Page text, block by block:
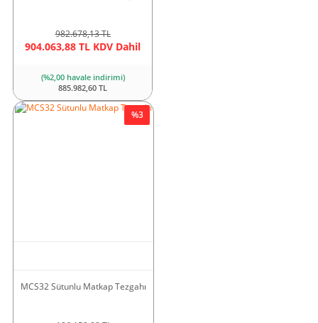
982.678,13 TL
904.063,88 TL KDV Dahil
(%2,00 havale indirimi)
885.982,60 TL
MCS32 Sütunlu Matkap Tezgahı
%3